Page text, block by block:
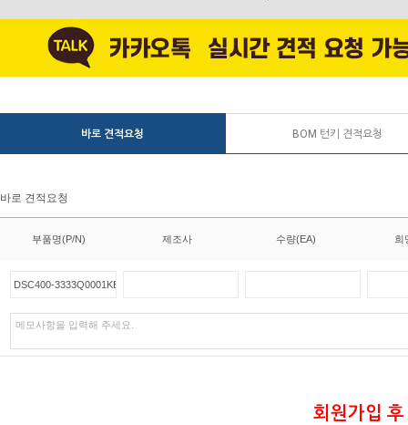
바로 견적요청 BOM 턴키 견적요청
바로 견적요청
부품명(P/N) 제조사 수량(EA) 희
회원가입